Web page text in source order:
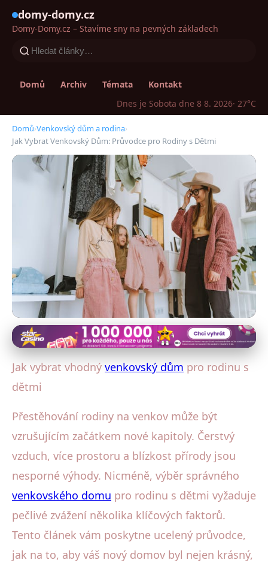
domy-domy.cz
Domy-Domy.cz – Stavíme sny na pevných základech
Domů Archiv Témata
Kontakt
Dnes je Sobota dne 8 8. 2026· 27°C
Domů›Venkovský dům a rodina›
Jak Vybrat Venkovský Dům: Průvodce pro Rodiny s Dětmi
Venkovský dům a rodina
Jak Vybrat Venkovský Dům:
Průvodce pro Rodiny s Dětmi
28. 1. 2026 · 4 min čtení · Autor: Eva Šimková
Jak vybrat vhodný venkovský dům pro rodinu s
dětmi
Přestěhování rodiny na venkov může být
vzrušujícím začátkem nové kapitoly. Čerstvý
vzduch, více prostoru a blízkost přírody jsou
nesporné výhody. Nicméně, výběr správného
venkovského domu pro rodinu s dětmi vyžaduje
pečlivé zvážení několika klíčových faktorů.
Tento článek vám poskytne ucelený průvodce,
jak na to, aby váš nový domov byl nejen krásný,